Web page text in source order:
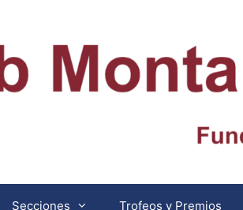
Secciones Trofeos y Premios